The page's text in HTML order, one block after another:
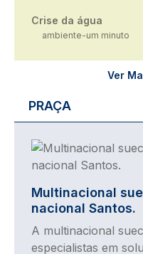
Crise da água
ambiente-um minuto
Ver
PRAÇA
Imagem
Multinacional
nacional Santos.
A multinacional
especialistas em